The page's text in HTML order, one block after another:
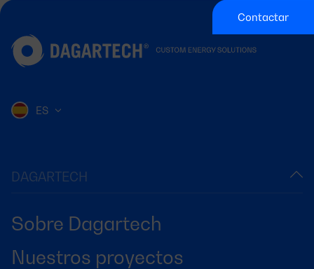
Contactar
DAGARTECH
Sobre Dagartech
Nuestros proyectos
ES